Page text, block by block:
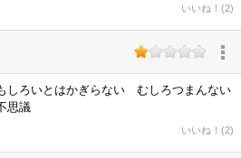
いいね！(2)
しろいとはかぎらない むしろつまんない
思議
いいね！(2)